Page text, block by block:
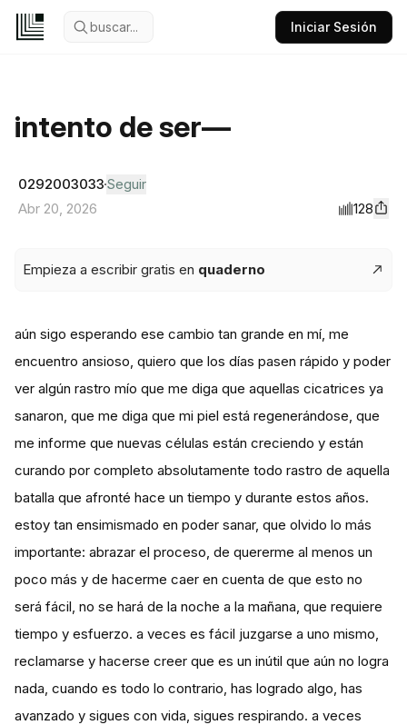
buscar... Iniciar Sesión
intento de ser—
0292003033 Seguir
Abr 20, 2026
128
Empieza a escribir gratis en quaderno
aún sigo esperando ese cambio tan grande en mí, me
encuentro ansioso, quiero que los días pasen rápido y poder
ver algún rastro mío que me diga que aquellas cicatrices ya
sanaron, que me diga que mi piel está regenerándose, que
me informe que nuevas células están creciendo y están
curando por completo absolutamente todo rastro de aquella
batalla que afronté hace un tiempo y durante estos años.
estoy tan ensimismado en poder sanar, que olvido lo más
importante: abrazar el proceso, de quererme al menos un
poco más y de hacerme caer en cuenta de que esto no
será fácil, no se hará de la noche a la mañana, que requiere
tiempo y esfuerzo. a veces es fácil juzgarse a uno mismo,
reclamarse y hacerse creer que es un inútil que aún no logra
nada, cuando es todo lo contrario, has logrado algo, has
avanzado y sigues con vida, sigues respirando. a veces